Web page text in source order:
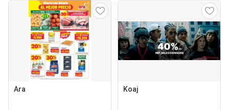
Ara Koaj